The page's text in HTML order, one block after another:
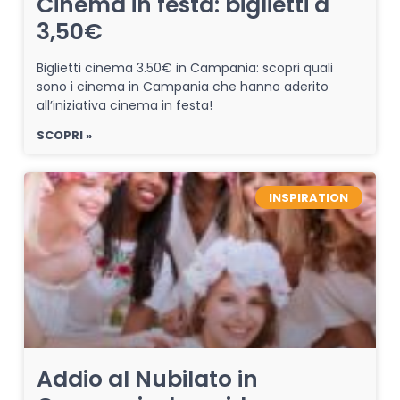
3,50€
Biglietti cinema 3.50€ in Campania: scopri quali
sono i cinema in Campania che hanno aderito
all’iniziativa cinema in festa!
SCOPRI »
INSPIRATION
Addio al Nubilato in